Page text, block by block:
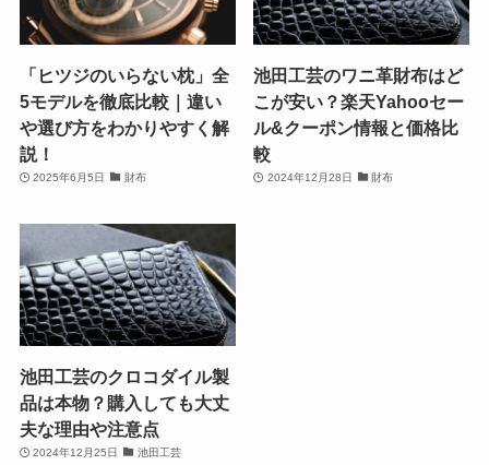
「ヒツジのいらない枕」全
5モデルを徹底比較｜違い
や選び方をわかりやすく解
説！
2025年6月5日 財布
池田工芸のワニ革財布はど
こが安い？楽天Yahooセー
ル&クーポン情報と価格比
較
2024年12月28日 財布
池田工芸のクロコダイル製
品は本物？購入しても大丈
夫な理由や注意点
2024年12月25日 池田工芸